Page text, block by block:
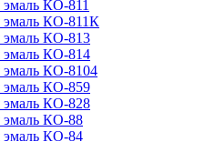
эмаль КО-811
эмаль КО-811К
эмаль КО-813
эмаль КО-814
эмаль КО-8104
эмаль КО-859
эмаль КО-828
эмаль КО-88
эмаль КО-84